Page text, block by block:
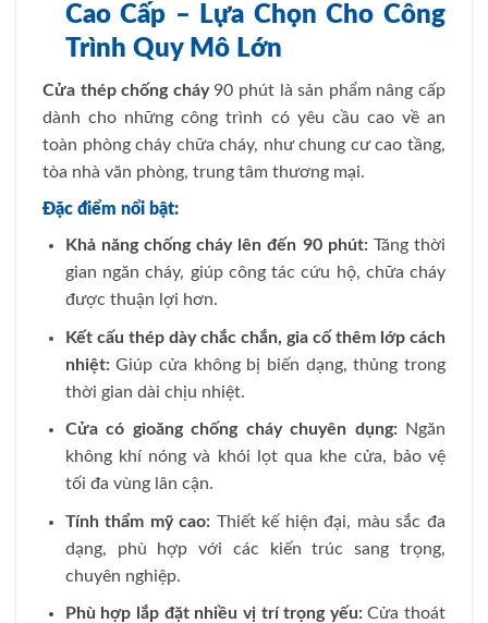
Cao Cấp – Lựa Chọn Cho Công
Trình Quy Mô Lớn
Cửa thép chống cháy90 phút là sản phẩm nâng cấp
dành cho những công trình có yêu cầu cao về an
toàn phòng cháy chữa cháy, như chung cư cao tầng,
tòa nhà văn phòng, trung tâm thương mại.
Đặc điểm nổi bật:
Khả năng chống cháy lên đến 90 phút:Tăng thời
gian ngăn cháy, giúp công tác cứu hộ, chữa cháy
được thuận lợi hơn.
Kết cấu thép dày chắc chắn, gia cố thêm lớp cách
nhiệt:Giúp cửa không bị biến dạng, thủng trong
thời gian dài chịu nhiệt.
Cửa có gioăng chống cháy chuyên dụng:Ngăn
không khí nóng và khói lọt qua khe cửa, bảo vệ
tối đa vùng lân cận.
Tính thẩm mỹ cao: Thiết kế hiện đại, màu sắc đa
dạng, phù hợp với các kiến trúc sang trọng,
chuyên nghiệp.
Phù hợp lắp đặt nhiều vị trí trọng yếu:Cửa thoát